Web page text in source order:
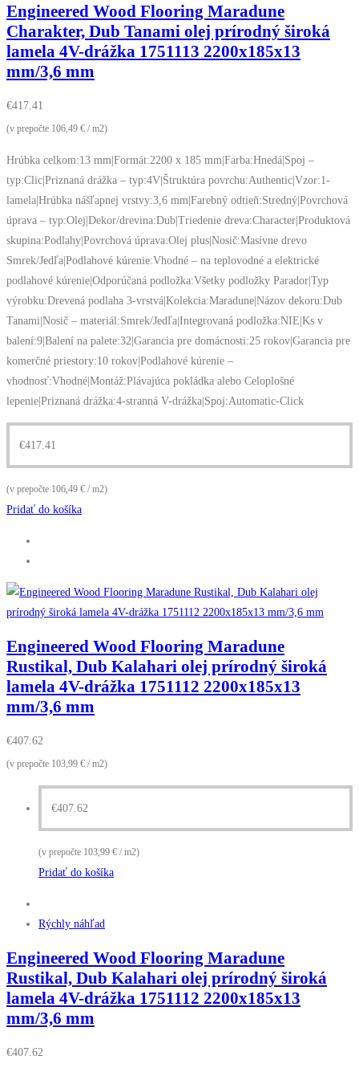
Engineered Wood Flooring Maradune
Charakter, Dub Tanami olej prírodný široká
lamela 4V-drážka 1751113 2200x185x13
mm/3,6 mm
€417.41
(v prepočte 106,49 € / m2)
Hrúbka celkom:13 mm|Formát:2200 x 185 mm|Farba:Hnedá|Spoj –
typ:Clic|Priznaná drážka – typ:4V|Štruktúra povrchu:Authentic|Vzor:1-
lamela|Hrúbka nášľapnej vrstvy:3,6 mm|Farebný odtieň:Stredný|Povrchová
úprava – typ:Olej|Dekor/drevina:Dub|Triedenie dreva:Character|Produktová
skupina:Podlahy|Povrchová úprava:Olej plus|Nosič:Masívne drevo
Smrek/Jedľa|Podlahové kúrenie:Vhodné – na teplovodné a elektrické
podlahové kúrenie|Odporúčaná podložka:Všetky podložky Parador|Typ
výrobku:Drevená podlaha 3-vrstvá|Kolekcia:Maradune|Názov dekoru:Dub
Tanami|Nosič – materiál:Smrek/Jedľa|Integrovaná podložka:NIE|Ks v
balení:9|Balení na palete:32|Garancia pre domácnosti:25 rokov|Garancia pre
komerčné priestory:10 rokov|Podlahové kúrenie –
vhodnosť:Vhodné|Montáž:Plávajúca pokládka alebo Celoplošné
lepenie|Priznaná drážka:4-stranná V-drážka|Spoj:Automatic-Click
€417.41
(v prepočte 106,49 € / m2)
Pridať do košíka
Engineered Wood Flooring Maradune
Rustikal, Dub Kalahari olej prírodný široká
lamela 4V-drážka 1751112 2200x185x13
mm/3,6 mm
€407.62
(v prepočte 103,99 € / m2)
€407.62
(v prepočte 103,99 € / m2)
Pridať do košíka
Rýchly náhľad
Engineered Wood Flooring Maradune
Rustikal, Dub Kalahari olej prírodný široká
lamela 4V-drážka 1751112 2200x185x13
mm/3,6 mm
€407.62